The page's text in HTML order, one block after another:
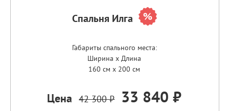
Спальня Илга
Габариты спального места:
Ширина x Длина
160 см x 200 см
Цена 42 300 ₽ 33 840 ₽